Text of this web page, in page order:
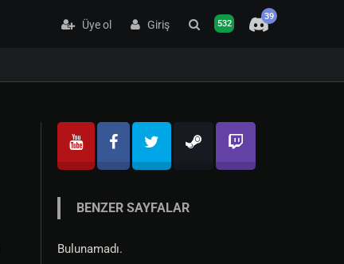
Üye ol Giriş 532
39
BENZER SAYFALAR
Bulunamadı.